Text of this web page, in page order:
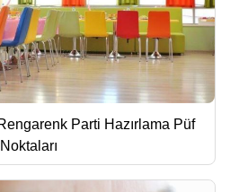
Parti Hazırlama Püf
Noktaları